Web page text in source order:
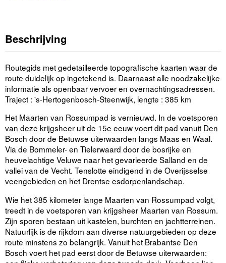
Beschrijving
Routegids met gedetailleerde topografische kaarten waar de
route duidelijk op ingetekend is. Daarnaast alle noodzakelijke
informatie als openbaar vervoer en overnachtingsadressen.
Traject : 's-Hertogenbosch-Steenwijk, lengte : 385 km
Het Maarten van Rossumpad is vernieuwd. In de voetsporen
van deze krijgsheer uit de 15e eeuw voert dit pad vanuit Den
Bosch door de Betuwse uiterwaarden langs Maas en Waal.
Via de Bommeler- en Tielerwaard door de bosrijke en
heuvelachtige Veluwe naar het gevarieerde Salland en de
vallei van de Vecht. Tenslotte eindigend in de Overijsselse
veengebieden en het Drentse esdorpenlandschap.
Wie het 385 kilometer lange Maarten van Rossumpad volgt,
treedt in de voetsporen van krijgsheer Maarten van Rossum.
Zijn sporen bestaan uit kastelen, burchten en jachtterreinen.
Natuurlijk is de rijkdom aan diverse natuurgebieden op deze
route minstens zo belangrijk. Vanuit het Brabantse Den
Bosch voert het pad eerst door de Betuwse uiterwaarden: